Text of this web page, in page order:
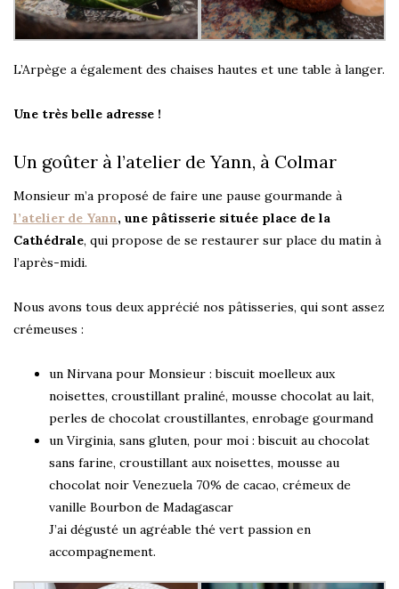
L’Arpège a également des chaises hautes et une table à langer.
Une très belle adresse !
Un goûter à l’atelier de Yann, à Colmar
Monsieur m’a proposé de faire une pause gourmande à
l’atelier de Yann, une pâtisserie située place de la
Cathédrale, qui propose de se restaurer sur place du matin à
l’après-midi.
Nous avons tous deux apprécié nos pâtisseries, qui sont assez
crémeuses :
un Nirvana pour Monsieur : biscuit moelleux aux
noisettes, croustillant praliné, mousse chocolat au lait,
perles de chocolat croustillantes, enrobage gourmand
un Virginia, sans gluten, pour moi : biscuit au chocolat
sans farine, croustillant aux noisettes, mousse au
chocolat noir Venezuela 70% de cacao, crémeux de
vanille Bourbon de Madagascar
J’ai dégusté un agréable thé vert passion en
accompagnement.